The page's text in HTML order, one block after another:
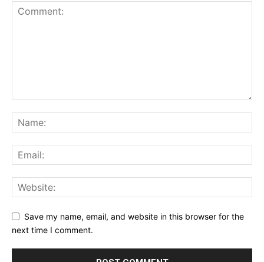
Save my name, email, and website in this browser for the
next time I comment.